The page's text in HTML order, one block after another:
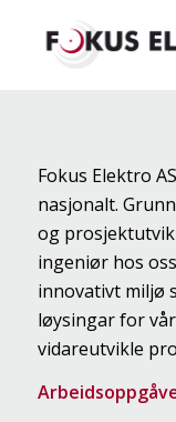
Fokus Elektro
nasjonalt.
og
ingeniør hos
innovativt miljø
løysingar for
vidareutvikle